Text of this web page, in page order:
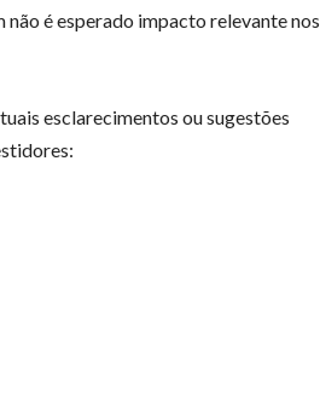
é esperado impacto relevante nos
esclarecimentos ou sugestões